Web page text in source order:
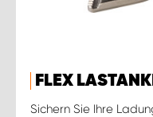
FLEX
Sichern Sie Ihre